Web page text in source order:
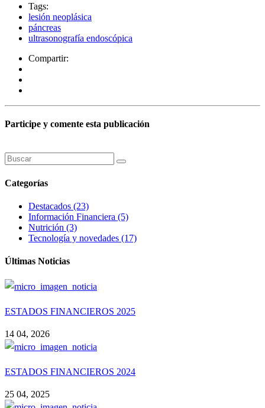
Tags:
lesión neoplásica
páncreas
ultrasonografía endoscópica
Compartir:
Participe y comente esta publicación
Categorías
Destacados (23)
Información Financiera (5)
Nutrición (3)
Tecnología y novedades (17)
Últimas Noticias
ESTADOS FINANCIEROS 2025
14 04, 2026
ESTADOS FINANCIEROS 2024
25 04, 2025